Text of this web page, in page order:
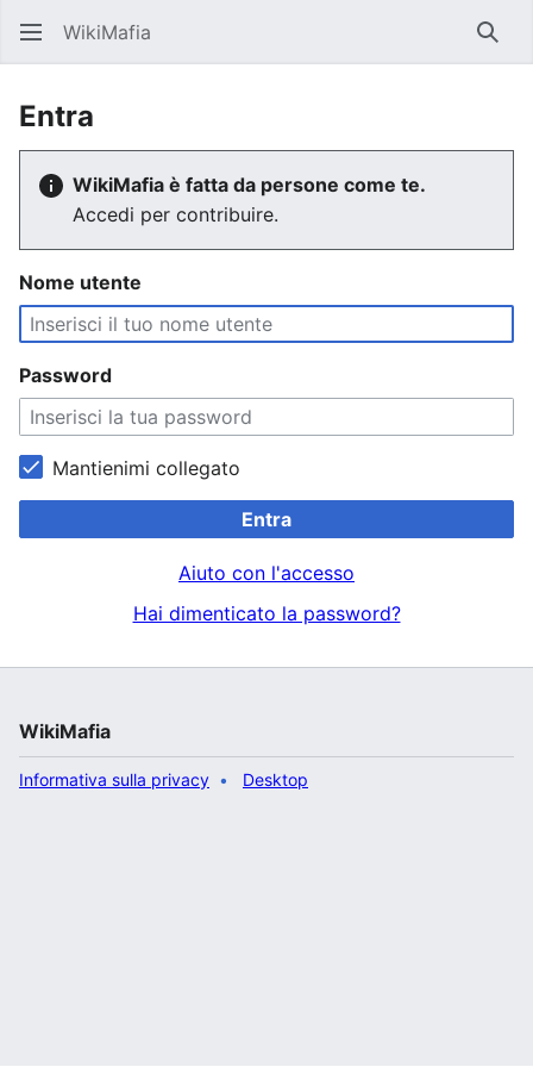
WikiMafia
Entra
WikiMafia è fatta da persone come te.
Accedi per contribuire.
Nome utente
Password
Mantienimi collegato
Entra
Aiuto con l'accesso
Hai dimenticato la password?
WikiMafia
Informativa sulla privacy Desktop